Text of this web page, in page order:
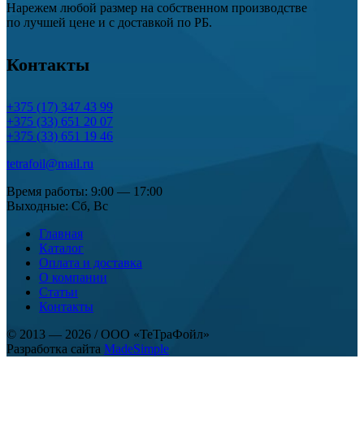
Нарежем любой размер на собственном производстве
по лучшей цене и с доставкой по РБ.
Контакты
+375 (17) 347 43 99
+375 (33) 651 20 07
+375 (33) 651 19 46
tetrafoil@mail.ru
Время работы: 9:00 — 17:00
Выходные: Сб, Вс
Главная
Каталог
Оплата и доставка
О компании
Статьи
Контакты
© 2013 — 2026 /ООО «ТеТраФойл»
Разработка сайта MadeSimple